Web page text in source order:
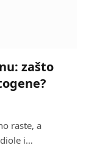
zašto
raste, a
i…